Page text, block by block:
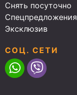
Снять посуточно
Спецпредложения
Эксклюзив
СОЦ. СЕТИ